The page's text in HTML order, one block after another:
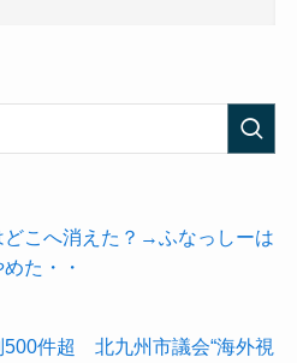
どこへ消えた？→ふなっしーは
た・・
500件超 北九州市議会“海外視